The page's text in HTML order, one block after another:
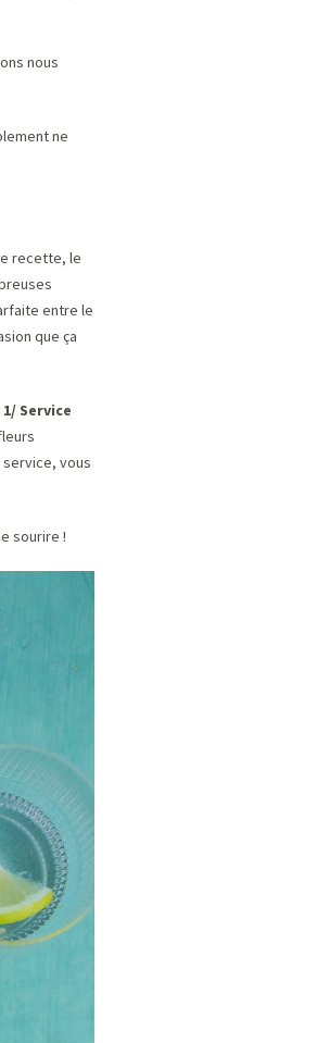
nous
ne
recette, le
entre le
que ça
1/ Service
vous
sourire !